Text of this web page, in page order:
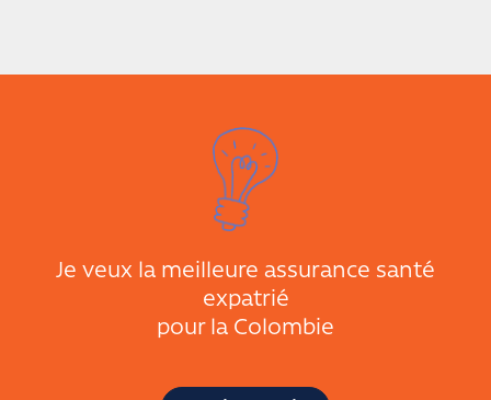
Je veux la meilleure assurance santé
expatrié
pour la Colombie